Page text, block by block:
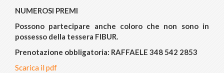
NUMEROSI PREMI
Possono partecipare anche coloro che non sono in
possesso della tessera FIBUR.
Prenotazione obbligatoria: RAFFAELE 348 542 2853
Scarica il pdf